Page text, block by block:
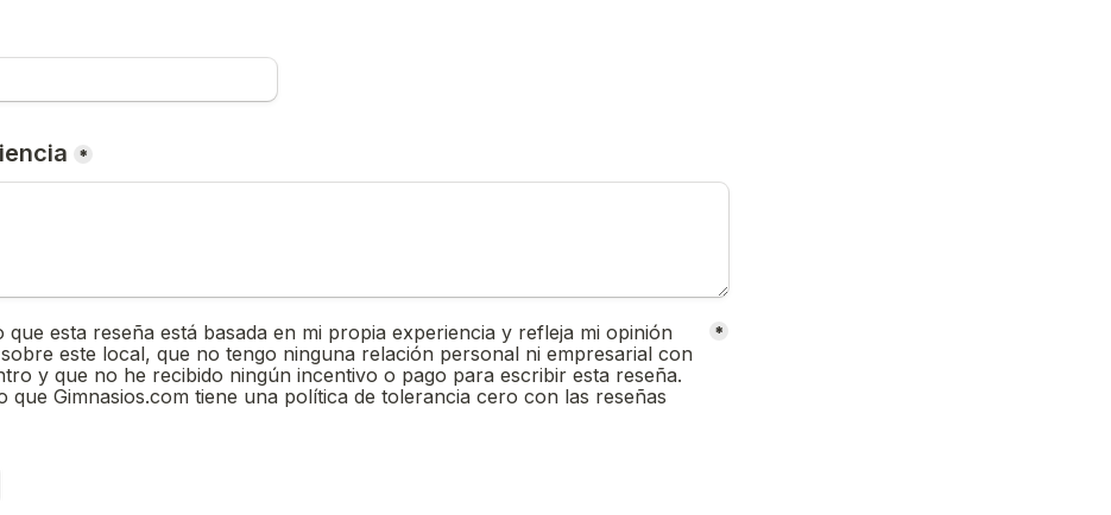
*
field
que esta reseña está basada en mi propia experiencia y refleja mi opinión
este local, que no tengo ninguna relación personal ni empresarial con
y que no he recibido ningún incentivo o pago para escribir esta reseña.
que Gimnasios.com tiene una política de tolerancia cero con las reseñas
*